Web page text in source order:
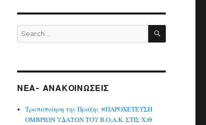
Search
for:
SEARCH
ΝΕΑ- ΑΝΑΚΟΙΝΩΣΕΙΣ
Τροποποίηση της Πράξης «ΠΑΡΟΧΕΤΕΥΣΗ
ΟΜΒΡΙΩΝ ΥΔΑΤΩΝ ΤΟΥ Β.Ο.Α.Κ. ΣΤΙΣ Χ.Θ